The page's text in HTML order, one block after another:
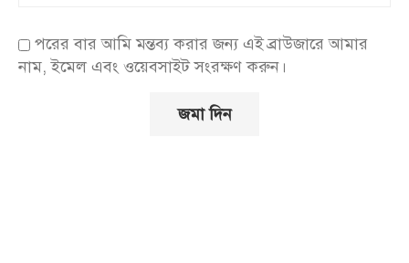
পরের বার আমি মন্তব্য করার জন্য এই ব্রাউজারে আমার
নাম, ইমেল এবং ওয়েবসাইট সংরক্ষণ করুন।